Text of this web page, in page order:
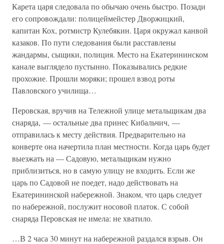
Карета царя следовала по обычаю очень быстро. Позади
его сопровождали: полицеймейстер Дворжицкий,
капитан Кох, ротмистр Кулебякин. Царя окружал канвой
казаков. По пути следования были расставлены
жандармы, сыщики, полиция. Место на Екатерининском
канале выглядело пустынно. Показывались редкие
прохожие. Прошли моряки; прошел взвод роты
Павловского училища…
Перовская, вручив на Тележной улице метальщикам два
снаряда, — остальные два принес Кибальчич, —
отправилась к месту действия. Предварительно на
конверте она начертила план местности. Когда царь будет
выезжать на — Садовую, метальщикам нужно
приблизиться, но в самую улицу не входить. Если же
царь по Садовой не поедет, надо действовать на
Екатерининской набережной. Знаком, что царь следует
по набережной, послужит носовой платок. С собой
снаряда Перовская не имела: не хватило.
…В 2 часа 30 минут на набережной раздался взрыв. Он